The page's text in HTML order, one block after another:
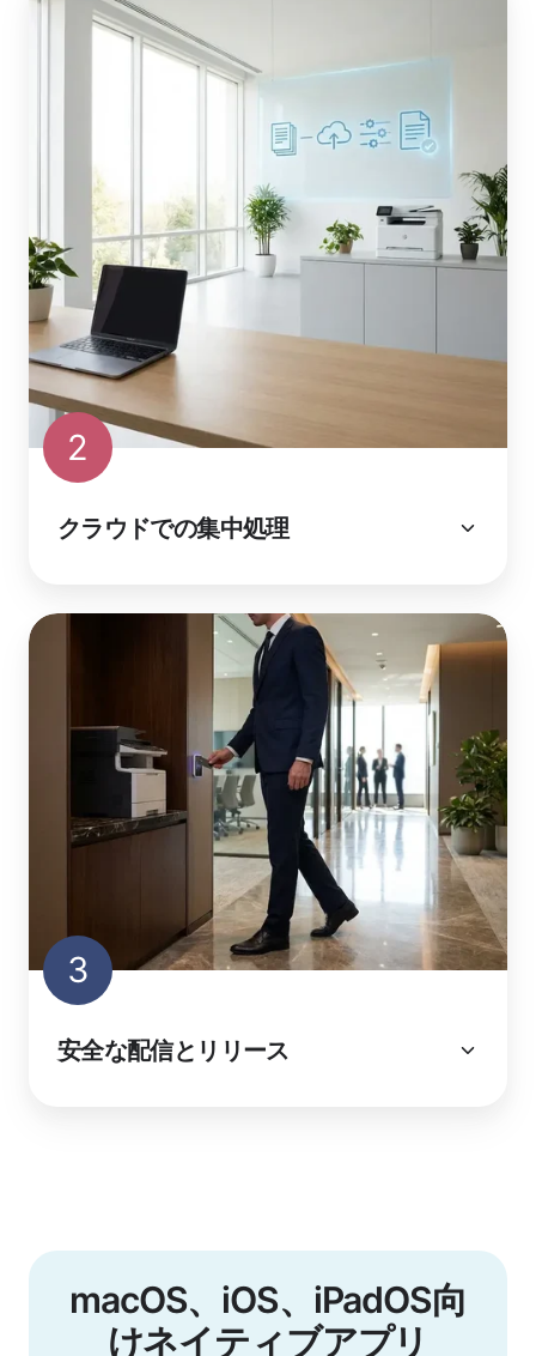
2
クラウドでの集中処理
3
安全な配信とリリース
macOS、iOS、iPadOS向
けネイティブアプリ